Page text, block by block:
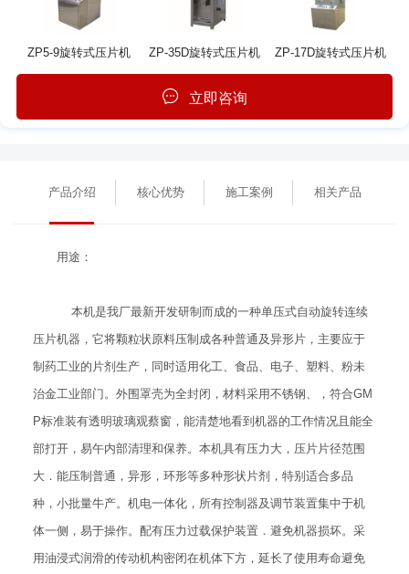
ZP5-9旋转式压片机 ZP-35D旋转式压片机 ZP-17D旋转式压片机
立即咨询
产品介绍 核心优势 施工案例 相关产品
用途：
本机是我厂最新开发研制而成的一种单压式自动旋转连续
压片机器，它将颗粒状原料压制成各种普通及异形片，主要应于
制药工业的片剂生产，同时适用化工、食品、电子、塑料、粉未
治金工业部门。外围罩壳为全封闭，材料采用不锈钢、，符合GM
P标准装有透明玻璃观蔡窗，能清楚地看到机器的工作情况且能全
部打开，易午内部清理和保养。本机具有压力大，压片片径范围
大．能压制普通，异形，环形等多种形状片剂，特别适合多品
种，小批量牛产。机电一体化，所有控制器及调节装置集中于机
体一侧，易于操作。配有压力过载保护装置．避免机器损坏。采
用油浸式润滑的传动机构密闭在机体下方，延长了使用寿命避免